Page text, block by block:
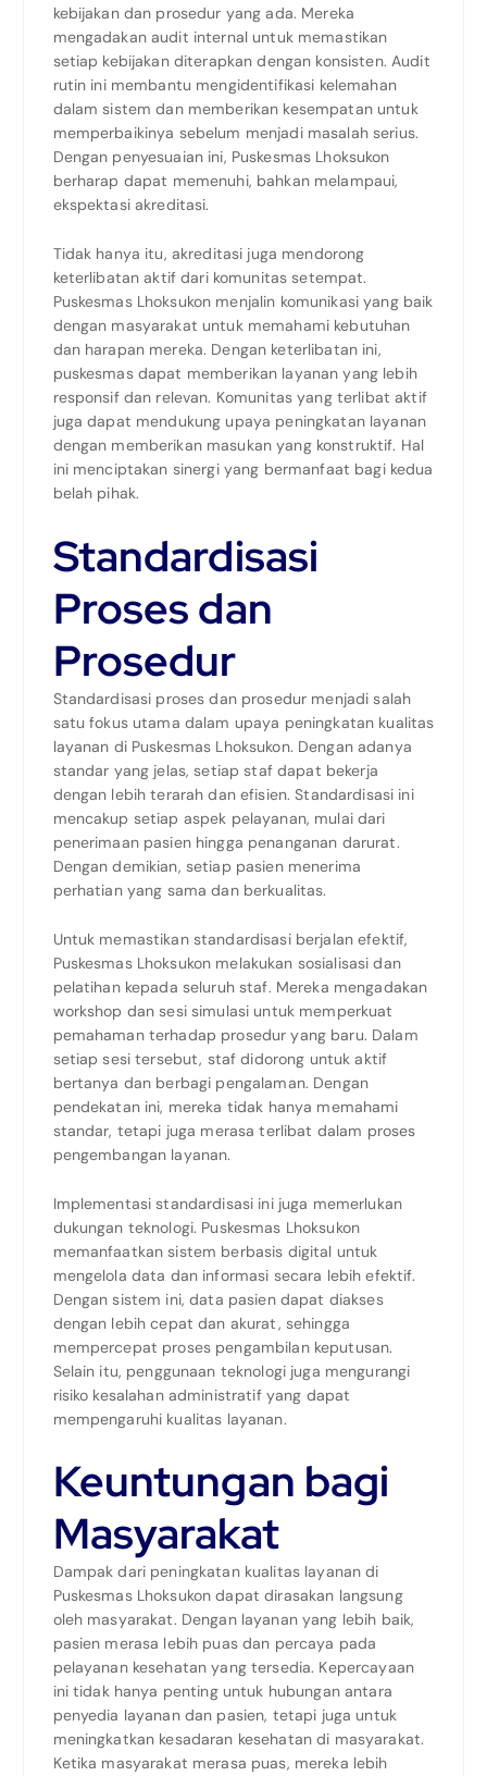
kebijakan dan prosedur yang ada. Mereka
mengadakan audit internal untuk memastikan
setiap kebijakan diterapkan dengan konsisten. Audit
rutin ini membantu mengidentifikasi kelemahan
dalam sistem dan memberikan kesempatan untuk
memperbaikinya sebelum menjadi masalah serius.
Dengan penyesuaian ini, Puskesmas Lhoksukon
berharap dapat memenuhi, bahkan melampaui,
ekspektasi akreditasi.
Tidak hanya itu, akreditasi juga mendorong
keterlibatan aktif dari komunitas setempat.
Puskesmas Lhoksukon menjalin komunikasi yang baik
dengan masyarakat untuk memahami kebutuhan
dan harapan mereka. Dengan keterlibatan ini,
puskesmas dapat memberikan layanan yang lebih
responsif dan relevan. Komunitas yang terlibat aktif
juga dapat mendukung upaya peningkatan layanan
dengan memberikan masukan yang konstruktif. Hal
ini menciptakan sinergi yang bermanfaat bagi kedua
belah pihak.
Standardisasi
Proses dan
Prosedur
Standardisasi proses dan prosedur menjadi salah
satu fokus utama dalam upaya peningkatan kualitas
layanan di Puskesmas Lhoksukon. Dengan adanya
standar yang jelas, setiap staf dapat bekerja
dengan lebih terarah dan efisien. Standardisasi ini
mencakup setiap aspek pelayanan, mulai dari
penerimaan pasien hingga penanganan darurat.
Dengan demikian, setiap pasien menerima
perhatian yang sama dan berkualitas.
Untuk memastikan standardisasi berjalan efektif,
Puskesmas Lhoksukon melakukan sosialisasi dan
pelatihan kepada seluruh staf. Mereka mengadakan
workshop dan sesi simulasi untuk memperkuat
pemahaman terhadap prosedur yang baru. Dalam
setiap sesi tersebut, staf didorong untuk aktif
bertanya dan berbagi pengalaman. Dengan
pendekatan ini, mereka tidak hanya memahami
standar, tetapi juga merasa terlibat dalam proses
pengembangan layanan.
Implementasi standardisasi ini juga memerlukan
dukungan teknologi. Puskesmas Lhoksukon
memanfaatkan sistem berbasis digital untuk
mengelola data dan informasi secara lebih efektif.
Dengan sistem ini, data pasien dapat diakses
dengan lebih cepat dan akurat, sehingga
mempercepat proses pengambilan keputusan.
Selain itu, penggunaan teknologi juga mengurangi
risiko kesalahan administratif yang dapat
mempengaruhi kualitas layanan.
Keuntungan bagi
Masyarakat
Dampak dari peningkatan kualitas layanan di
Puskesmas Lhoksukon dapat dirasakan langsung
oleh masyarakat. Dengan layanan yang lebih baik,
pasien merasa lebih puas dan percaya pada
pelayanan kesehatan yang tersedia. Kepercayaan
ini tidak hanya penting untuk hubungan antara
penyedia layanan dan pasien, tetapi juga untuk
meningkatkan kesadaran kesehatan di masyarakat.
Ketika masyarakat merasa puas, mereka lebih